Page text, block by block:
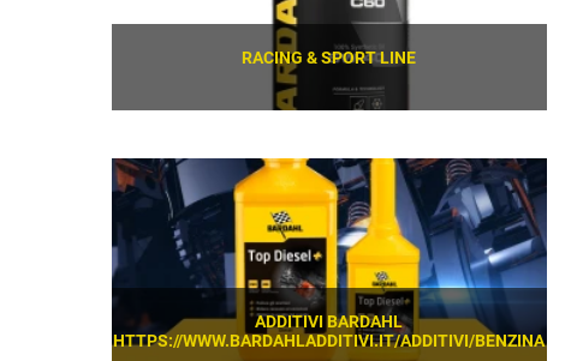
RACING & SPORT LINE
ADDITIVI BARDAHL
HTTPS://WWW.BARDAHLADDITIVI.IT/ADDITIVI/BENZINA